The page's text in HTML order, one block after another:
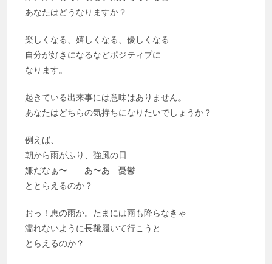
あなたはどうなりますか？
楽しくなる、嬉しくなる、優しくなる
自分が好きになるなどポジティブに
なります。
起きている出来事には意味はありません。
あなたはどちらの気持ちになりたいでしょうか？
例えば、
朝から雨がふり、強風の日
嫌だなぁ〜 あ〜あ 憂鬱
ととらえるのか？
おっ！恵の雨か。たまには雨も降らなきゃ
濡れないように長靴履いて行こうと
とらえるのか？